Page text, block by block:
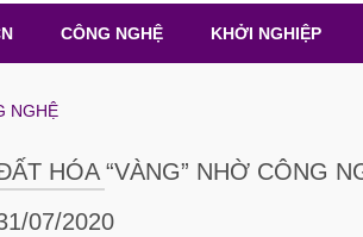
CÔNG NGHỆ KHỞI NGHIỆP
NGHỆ
HÓA “VÀNG” NHỜ CÔNG
07/2020